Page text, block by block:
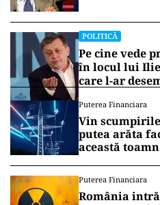
POLITICĂ
Pe cine vede
în locul lui
care l-ar
Puterea Financiara
Vin
putea arăta
această
Puterea Financiara
România